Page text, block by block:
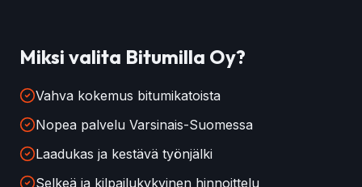
Miksi valita Bitumilla Oy?
Vahva kokemus bitumikatoista
Nopea palvelu Varsinais-Suomessa
Laadukas ja kestävä työnjälki
Selkeä ja kilpailukykyinen hinnoittelu